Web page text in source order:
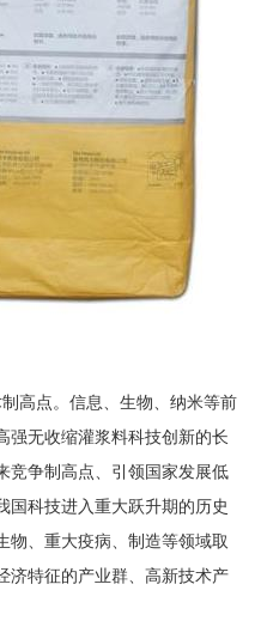
高点。信息、生物、纳米等前
强无收缩灌浆料科技创新的长
竞争制高点、引领国家发展低
国科技进入重大跃升期的历史
物、重大疫病、制造等领域取
济特征的产业群、高新技术产